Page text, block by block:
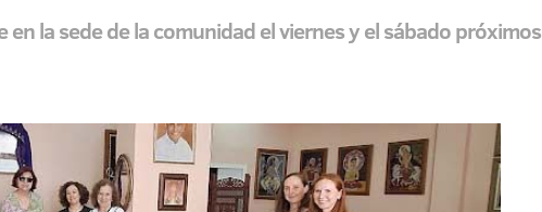
la sede de la comunidad el viernes y el sábado próximos